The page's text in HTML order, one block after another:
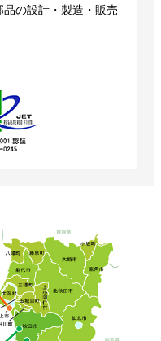
の設計・製造・販売